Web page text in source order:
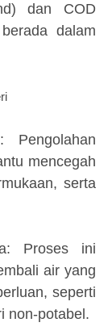
dan COD
dalam
Pengolahan
mencegah
serta
Proses ini
air yang
seperti
non-potabel.